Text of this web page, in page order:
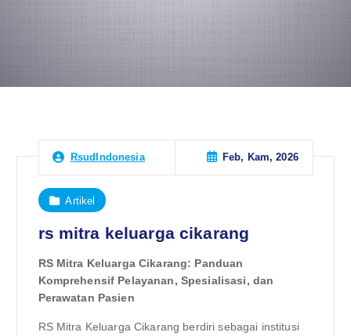
RsudIndonesia Feb, Kam, 2026
Artikel
rs mitra keluarga cikarang
RS Mitra Keluarga Cikarang: Panduan
Komprehensif Pelayanan, Spesialisasi, dan
Perawatan Pasien
RS Mitra Keluarga Cikarang berdiri sebagai institusi